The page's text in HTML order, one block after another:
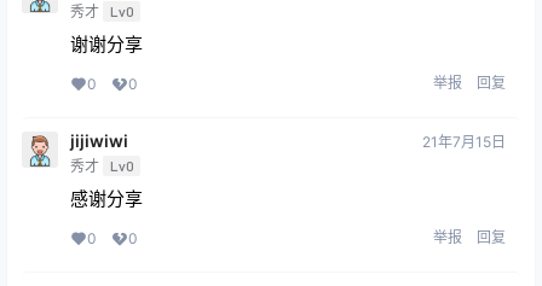
秀才 Lv0
谢谢分享
0 0 举报 回复
jijiwiwi
秀才 Lv0
21年7月15日
感谢分享
0 0 举报 回复